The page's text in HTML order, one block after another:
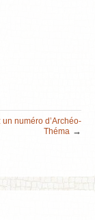
un numéro d’Archéo-
Théma →